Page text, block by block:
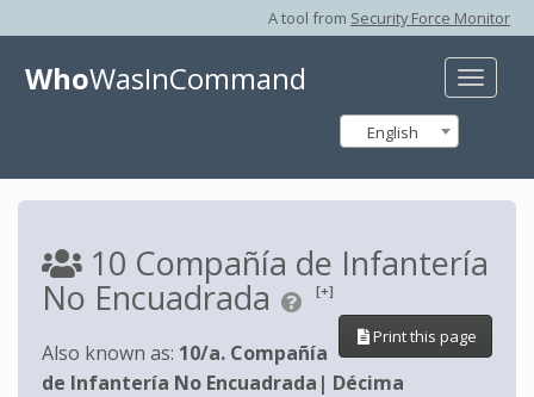
A tool from Security Force Monitor
Toggle
WhoWasInCommand
English
10 Compañía de Infantería
No Encuadrada [+]
Print this page
Also known as: 10/a. Compañía
de Infantería No Encuadrada | Décima